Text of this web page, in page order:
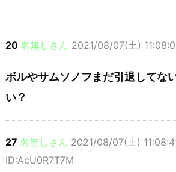
20 名無しさん 2021/08/07(土)
ボルやサムソノフまだ引退してな
い？
27 名無しさん 2021/08/07(土)
ID:AcU0R7T7M